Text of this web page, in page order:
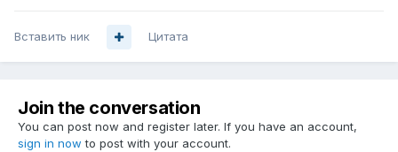
Вставить ник Цитата
Join the conversation
You can post now and register later. If you have an account,
sign in now to post with your account.